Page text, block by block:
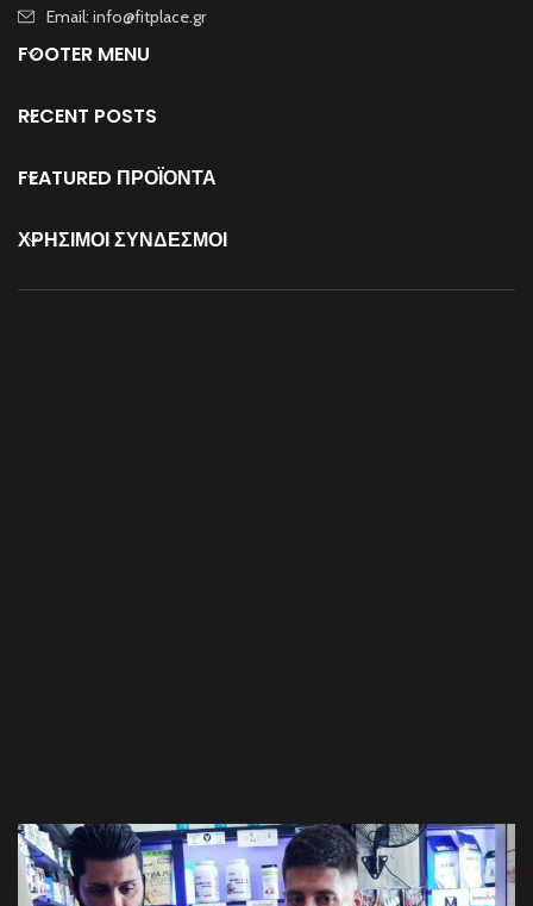
Email: info@fitplace.gr
FOOTER MENU
RECENT POSTS
FEATURED ΠΡΟΪΟΝΤΑ
ΧΡΗΣΙΜΟΙ ΣΥΝΔΕΣΜΟΙ